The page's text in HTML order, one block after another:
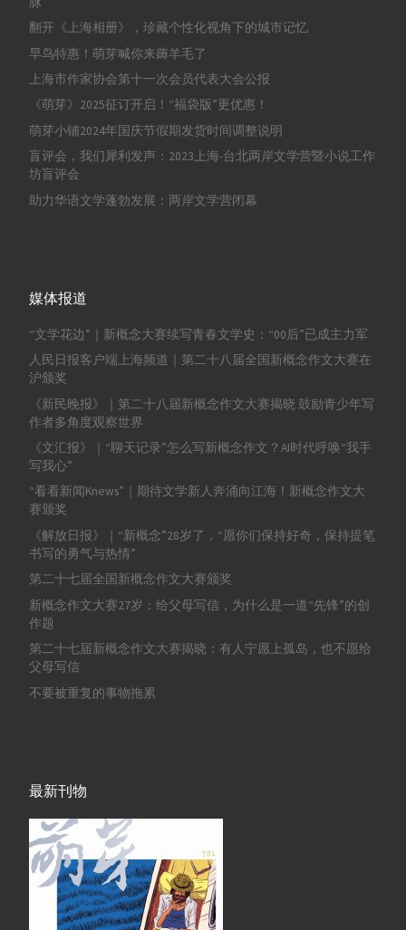
翻开《上海相册》，珍藏个性化视角下的城市记忆
早鸟特惠！萌芽喊你来薅羊毛了
上海市作家协会第十一次会员代表大会公报
《萌芽》2025征订开启！“福袋版”更优惠！
萌芽小铺2024年国庆节假期发货时间调整说明
盲评会，我们犀利发声：2023上海-台北两岸文学营暨小说工作
坊盲评会
助力华语文学蓬勃发展：两岸文学营闭幕
媒体报道
“文学花边”｜新概念大赛续写青春文学史：“00后”已成主力军
人民日报客户端上海频道｜第二十八届全国新概念作文大赛在
沪颁奖
《新民晚报》｜第二十八届新概念作文大赛揭晓 鼓励青少年写
作者多角度观察世界
《文汇报》｜“聊天记录”怎么写新概念作文？AI时代呼唤“我手
写我心”
“看看新闻Knews”｜期待文学新人奔涌向江海！新概念作文大
赛颁奖
《解放日报》｜“新概念”28岁了，“愿你们保持好奇，保持提笔
书写的勇气与热情”
第二十七届全国新概念作文大赛颁奖
新概念作文大赛27岁：给父母写信，为什么是一道“先锋”的创
作题
第二十七届新概念作文大赛揭晓：有人宁愿上孤岛，也不愿给
父母写信
不要被重复的事物拖累
最新刊物